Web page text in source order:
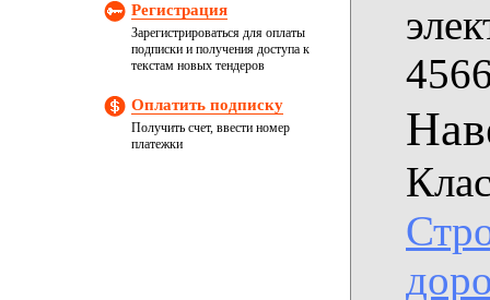
Регистрация
Зарегистрироваться для оплаты
подписки и получения доступа к
текстам новых тендеров
Оплатить подписку
Получить счет, ввести номер
платежки